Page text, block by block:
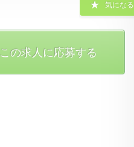
気になる
この求人に応募する